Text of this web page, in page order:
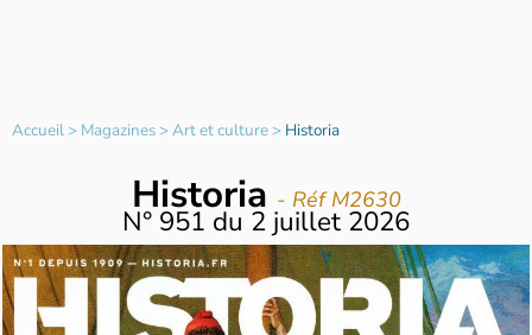
Accueil> Magazines>Art et culture> Historia
Historia - Réf M2630
N° 951 du 2 juillet 2026